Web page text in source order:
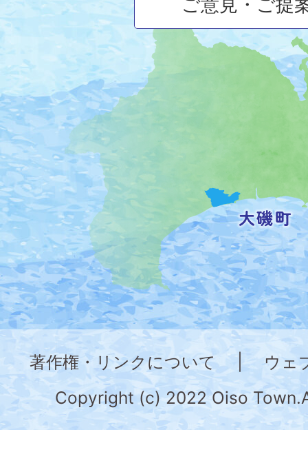
磯
町
の
位
置
を
記
し
た
地
図。
神
奈
川
県
の
著作権・リンクについて
ウェ
Copyright (c) 2022 Oiso